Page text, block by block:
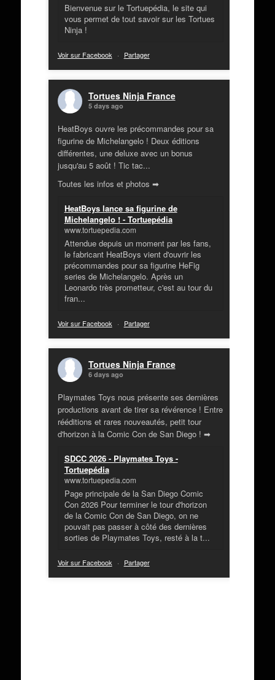
Bienvenue sur le Tortuepédia, le site qui
vous permet de tout savoir sur les Tortues
Ninja !
Voir sur Facebook · Partager
Tortues Ninja France
5 days ago
HeatBoys ouvre les précommandes pour sa
figurine de Michelangelo ! Deux éditions
différentes, une deluxe avec un bonus
jusqu'au 5 août ! Tic tac...
Toutes les infos et photos ➡
HeatBoys lance sa figurine de
Michelangelo ! - Tortuepédia
www.tortuepedia.com
Attendue depuis un moment par les fans,
le fabricant HeatBoys vient d'ouvrir les
précommandes pour sa figurine HeFig
series de Michelangelo. Après un
Leonardo très prometteur, c'est au tour du
fran...
Voir sur Facebook · Partager
Tortues Ninja France
6 days ago
Playmates Toys nous présente ses dernières
productions avant de tirer sa révérence ! Entre
rééditions et rares nouveautés, petit tour
d'horizon à la Comic Con de San Diego ! ➡
SDCC 2026 - Playmates Toys -
Tortuepédia
www.tortuepedia.com
Page principale de la San Diego Comic
Con 2026 Pour terminer le tour d'horizon
de la Comic Con de San Diego, on ne
pouvait pas passer à côté des dernières
sorties de Playmates Toys, resté à la t...
Voir sur Facebook · Partager